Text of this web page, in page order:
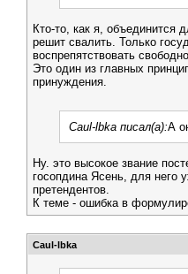
Кто-то, как я, объединится
решит свалить. Только
воспрепятствовать
Это один из главных
принуждения.
Caul-lbka писал(а):А
Ну. это высокое звание
госопдина Ясень, для него
претендентов.
К теме - ошибка в
Caul-lbka